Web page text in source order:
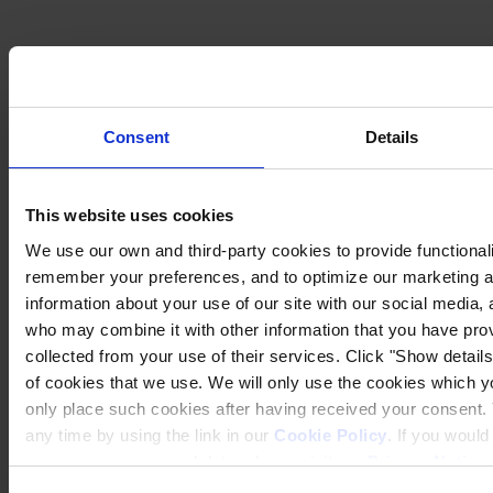
Consent Details
This website uses cookies
We use our own and third-party cookies to provide
remember your preferences, and to optimize our marketing
information about your use of our site with our social
who may combine it with other information that you have
collected from your use of their services. Click "Show
of cookies that we use. We will only use the cookies which
only place such cookies after having received your
any time by using the link in our Cookie Policy. If you
process your personal data, please visit ourPrivacy Notice